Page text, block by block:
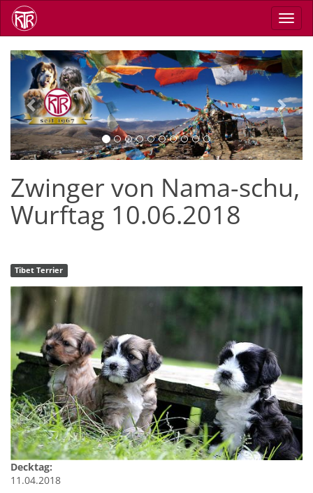
Direkt
zum
Inhalt
Previous Next
Zwinger von Nama-schu,
Wurftag 10.06.2018
Tibet Terrier
Decktag:
11.04.2018